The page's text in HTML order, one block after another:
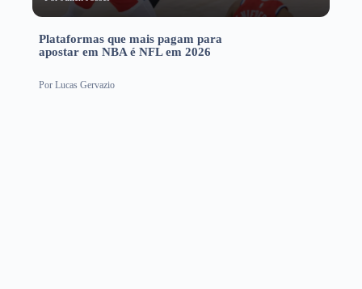
Plataformas que mais pagam para
apostar em NBA é NFL em 2026
Por Lucas Gervazio